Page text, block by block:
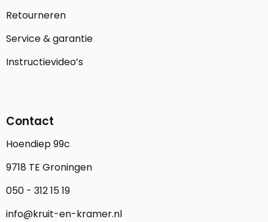
Retourneren
Service & garantie
Instructievideo’s
Contact
Hoendiep 99c
9718 TE Groningen
050 - 312 15 19
info@kruit-en-kramer.nl